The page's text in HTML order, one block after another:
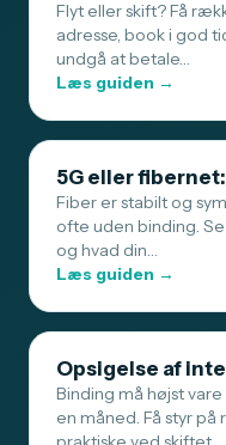
Flyt eller skift? Få
adresse, book i god
undgå at betale…
Læs guiden →
5G eller
Fiber er stabilt og
ofte uden binding.
og hvad din…
Læs guiden →
Opsigelse af
Binding må højst
en måned. Få styr